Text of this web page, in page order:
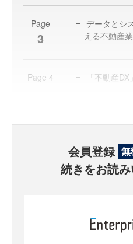
Page
3
データとシ
える不動産
Page 4 「不動産
会員登録 無
続きをお読